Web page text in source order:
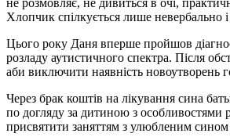
не розмовляє, не дивиться в очі,
Хлопчик спілкується лише
Цього року Даня вперше пройшов
розладу аутистичного спектра. Після
аби виключити наявність новоутворень
Через брак коштів на лікування сина
по догляду за дитиною з особливостями
присвятити заняттям з улюбленим